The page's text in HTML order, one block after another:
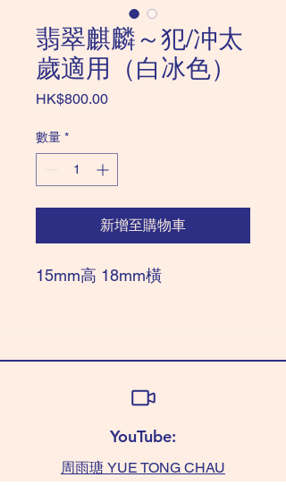
翡翠麒麟～犯/冲太
歲適用（白冰色）
HK$800.00價
數量 *
新增至購物車
15mm高 18mm橫
YouTube:
周雨瑭 YUE TONG CHAU